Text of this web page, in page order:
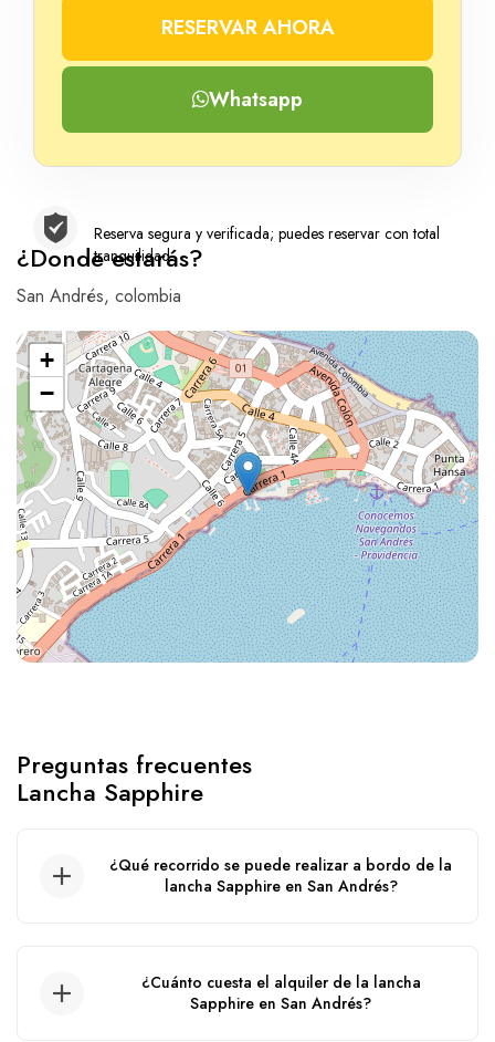
RESERVAR AHORA
Whatsapp
Reserva segura y verificada; puedes reservar con total
tranquilidad
¿Donde estarás?
San Andrés, colombia
+
−
Preguntas frecuentes
Lancha Sapphire
¿Qué recorrido se puede realizar a bordo de la
lancha Sapphire en San Andrés?
¿Cuánto cuesta el alquiler de la lancha
Sapphire en San Andrés?